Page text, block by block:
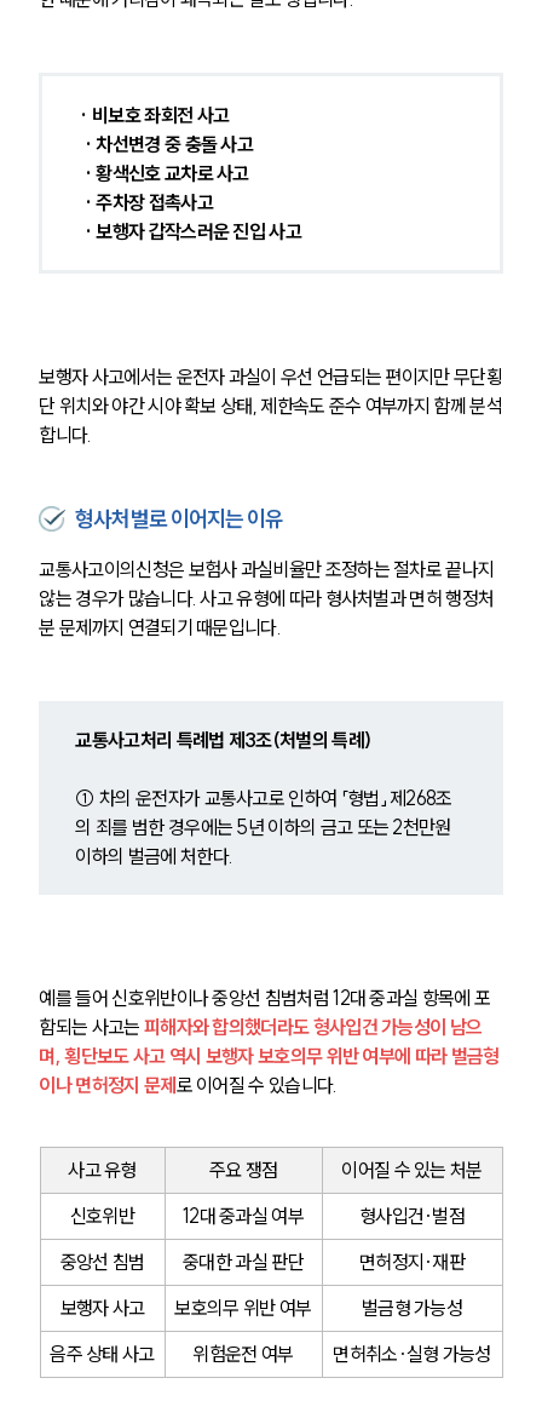
· 비보호 좌회전 사고
· 차선변경 중 충돌 사고
· 황색신호 교차로 사고
· 주차장 접촉사고
· 보행자 갑작스러운 진입 사고
보행자 사고에서는 운전자 과실이 우선 언급되는 편이지만 무단횡
단 위치와 야간 시야 확보 상태, 제한속도 준수 여부까지 함께 분석
합니다.
형사처벌로 이어지는 이유
교통사고이의신청은 보험사 과실비율만 조정하는 절차로 끝나지
않는 경우가 많습니다. 사고 유형에 따라 형사처벌과 면허 행정처
분 문제까지 연결되기 때문입니다.
교통사고처리 특례법 제3조(처벌의 특례)
① 차의 운전자가 교통사고로 인하여 「형법」 제268조
의 죄를 범한 경우에는 5년 이하의 금고 또는 2천만원
이하의 벌금에 처한다.
예를 들어 신호위반이나 중앙선 침범처럼 12대 중과실 항목에 포
함되는 사고는 피해자와 합의했더라도 형사입건 가능성이 남으
며, 횡단보도 사고 역시 보행자 보호의무 위반 여부에 따라 벌금형
이나 면허정지 문제 로 이어질 수 있습니다.
사고 유형 주요 쟁점
이어질 수 있는 처분
신호위반
12대 중과실 여부
형사입건·벌점
중앙선 침범
중대한 과실 판단
면허정지·재판
보행자 사고
보호의무 위반 여부
벌금형 가능성
음주 상태 사고
위험운전 여부 면허취소·실형 가능성